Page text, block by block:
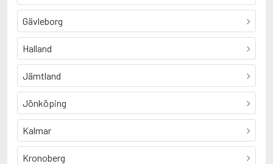
Gävleborg
Halland
Jämtland
Jönköping
Kalmar
Kronoberg